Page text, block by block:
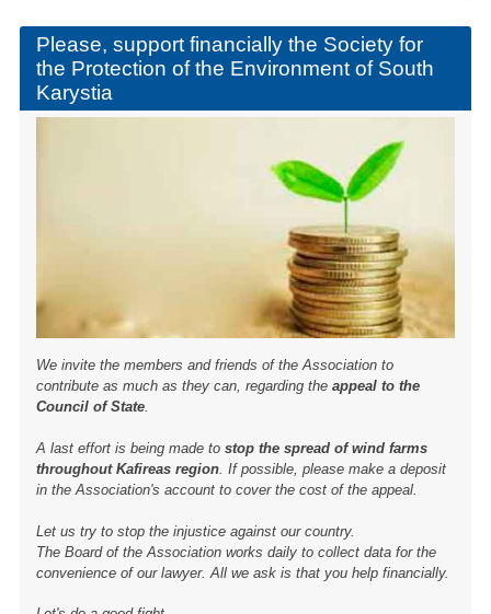
Please, support financially the Society for
the Protection of the Environment of South
Karystia
We invite the members and friends of the Association to
contribute as much as they can, regarding the appeal to the
Council of State.
A last effort is being made to stop the spread of wind farms
throughout Kafireas region. If possible, please make a deposit
in the Association's account to cover the cost of the appeal.
Let us try to stop the injustice against our country.
The Board of the Association works daily to collect data for the
convenience of our lawyer. All we ask is that you help financially.